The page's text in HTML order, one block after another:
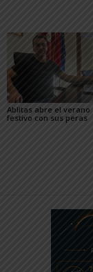
Ablitas abre el verano
festivo con sus peras